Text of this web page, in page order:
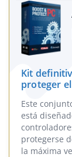
Kit
proteger el
Este
está
protegerse
la máxima